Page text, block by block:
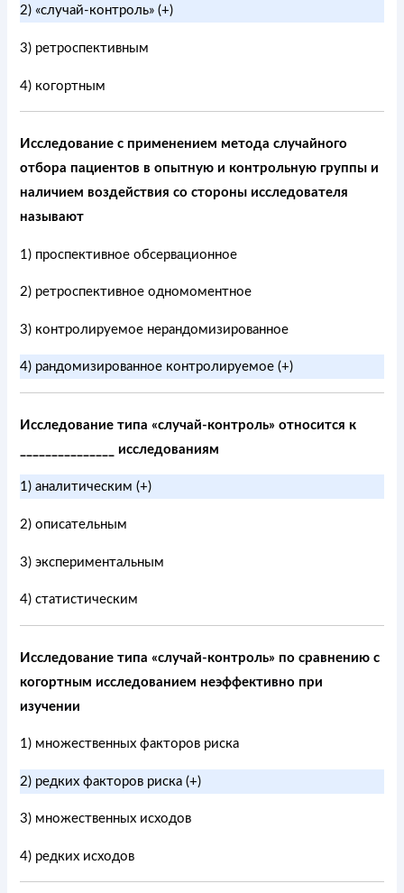
2) «случай-контроль» (+)
3) ретроспективным
4) когортным
Исследование с применением метода случайного
отбора пациентов в опытную и контрольную группы и
наличием воздействия со стороны исследователя
называют
1) проспективное обсервационное
2) ретроспективное одномоментное
3) контролируемое нерандомизированное
4) рандомизированное контролируемое (+)
Исследование типа «случай-контроль» относится к
_______________ исследованиям
1) аналитическим (+)
2) описательным
3) экспериментальным
4) статистическим
Исследование типа «случай-контроль» по сравнению с
когортным исследованием неэффективно при
изучении
1) множественных факторов риска
2) редких факторов риска (+)
3) множественных исходов
4) редких исходов